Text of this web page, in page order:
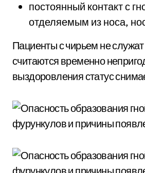
постоянный контакт с
отделяемым из носа,
Пациенты с чирьем не
считаются временно
выздоровления статус